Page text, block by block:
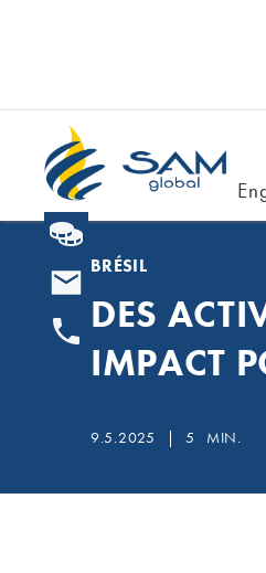
BRÉSIL
DES
IMPACT
9.5.2025 5 MIN.